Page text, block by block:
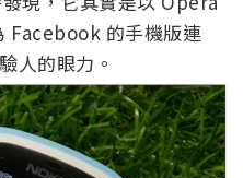
Facebook 的手機版連
人的眼力。